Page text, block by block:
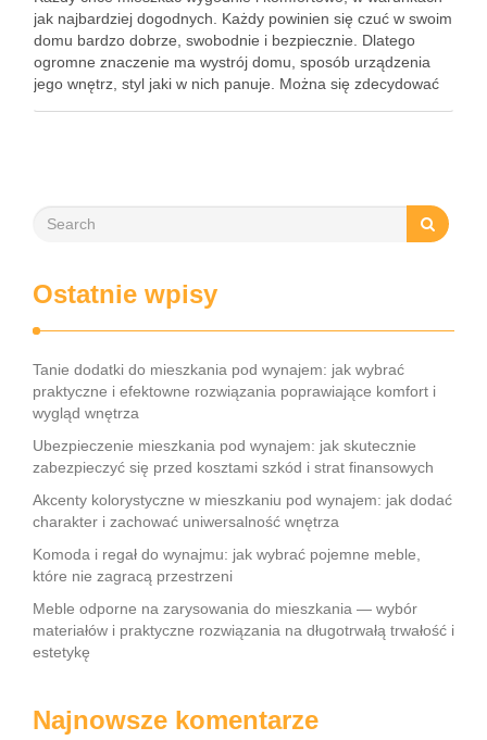
jak najbardziej dogodnych. Każdy powinien się czuć w swoim
domu bardzo dobrze, swobodnie i bezpiecznie. Dlatego
ogromne znaczenie ma wystrój domu, sposób urządzenia
jego wnętrz, styl jaki w nich panuje. Można się zdecydować
Ostatnie wpisy
Tanie dodatki do mieszkania pod wynajem: jak wybrać
praktyczne i efektowne rozwiązania poprawiające komfort i
wygląd wnętrza
Ubezpieczenie mieszkania pod wynajem: jak skutecznie
zabezpieczyć się przed kosztami szkód i strat finansowych
Akcenty kolorystyczne w mieszkaniu pod wynajem: jak dodać
charakter i zachować uniwersalność wnętrza
Komoda i regał do wynajmu: jak wybrać pojemne meble,
które nie zagracą przestrzeni
Meble odporne na zarysowania do mieszkania — wybór
materiałów i praktyczne rozwiązania na długotrwałą trwałość i
estetykę
Najnowsze komentarze